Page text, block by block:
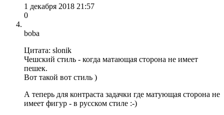
1 декабря 2018 21:57
0
boba
Цитата: slonik
Чешский стиль - когда матающая сторона не имеет
пешек.
Вот такой вот стиль )
А теперь для контраста задачки где матующая сторона не
имеет фигур - в русском стиле :-)